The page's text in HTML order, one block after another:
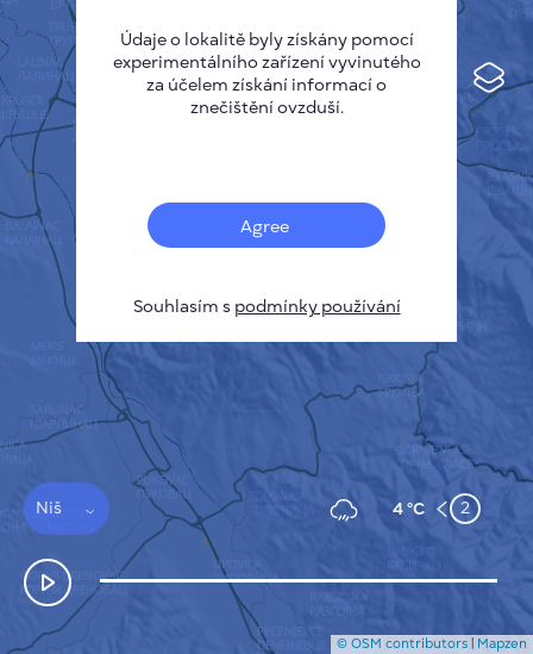
Senzory
Mapa znečištění
Tepelné skvrny
Niš 4 °C 2
Deutsch
Español
JAK TO FUNGUJE
ZÁSADY OCHRANY SOUKROMÍ
PODMÍNKY A PRAVIDLA
FAQ
KONTAKTUJTE NÁS
© OSM contributors | Mapzen
Údaje o lokalitě byly získány pomocí
experimentálního zařízení vyvinutého
za účelem získání informací o
znečištění ovzduší.
Agree
Souhlasím s podmínky používání